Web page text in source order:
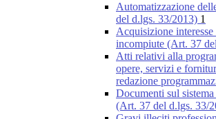
Automatizzazione
del d.lgs. 33/2013) 1
Acquisizione
incompiute (Art. 37
Atti relativi alla
opere, servizi e
redazione
Documenti sul
(Art. 37 del d.lgs. 33/